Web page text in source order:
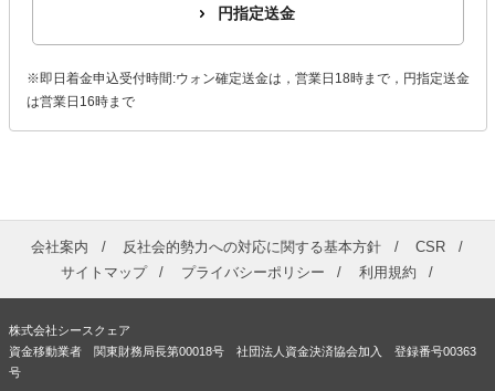
円指定送金
※即日着金申込受付時間:ウォン確定送金は，営業日18時まで，円指定送金
は営業日16時まで
会社案内 反社会的勢力への対応に関する基本方針
CSR
サイトマップ
プライバシーポリシー 利用規約
株式会社シースクェア
資金移動業者 関東財務局長第00018号 社団法人資金決済協会加入 登録番号00363
号